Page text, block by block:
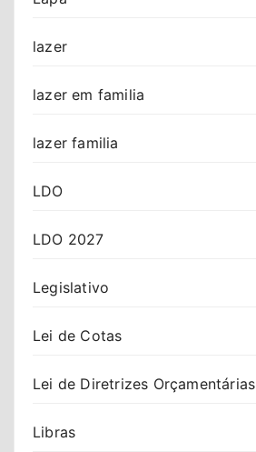
lazer
lazer em familia
lazer familia
LDO
LDO 2027
Legislativo
Lei de Cotas
Lei de Diretrizes Orçamentárias
Libras